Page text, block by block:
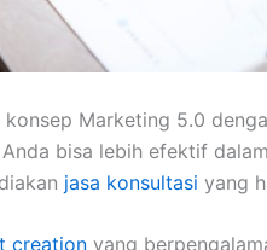
Marketing 5.0
bisa lebih efektif
jasa konsultasi yang
creation yang